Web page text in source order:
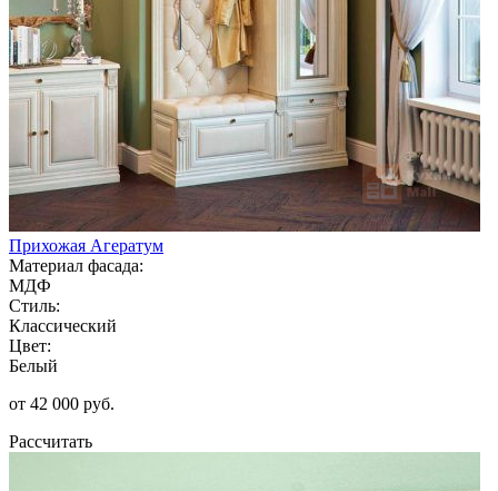
Прихожая Агератум
Материал фасада:
МДФ
Стиль:
Классический
Цвет:
Белый
от 42 000 руб.
Рассчитать